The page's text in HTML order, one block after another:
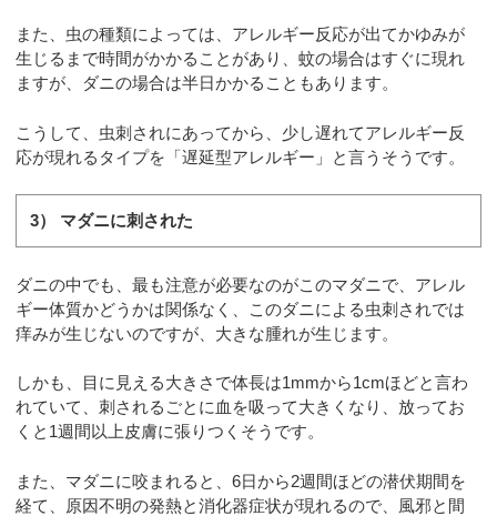
また、虫の種類によっては、アレルギー反応が出てかゆみが
生じるまで時間がかかることがあり、蚊の場合はすぐに現れ
ますが、ダニの場合は半日かかることもあります。
こうして、虫刺されにあってから、少し遅れてアレルギー反
応が現れるタイプを「遅延型アレルギー」と言うそうです。
3） マダニに刺された
ダニの中でも、最も注意が必要なのがこのマダニで、アレル
ギー体質かどうかは関係なく、このダニによる虫刺されでは
痒みが生じないのですが、大きな腫れが生じます。
しかも、目に見える大きさで体長は1mmから1cmほどと言わ
れていて、刺されるごとに血を吸って大きくなり、放ってお
くと1週間以上皮膚に張りつくそうです。
また、マダニに咬まれると、6日から2週間ほどの潜伏期間を
経て、原因不明の発熱と消化器症状が現れるので、風邪と間